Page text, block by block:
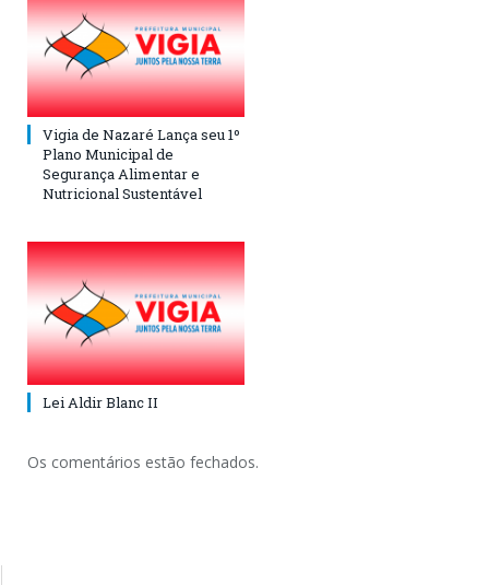
Vigia de Nazaré Lança seu 1º
Plano Municipal de
Segurança Alimentar e
Nutricional Sustentável
Lei Aldir Blanc II
Os comentários estão fechados.